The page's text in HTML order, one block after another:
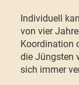
Individuell
von vier
Koordination
die Jüngsten
sich immer